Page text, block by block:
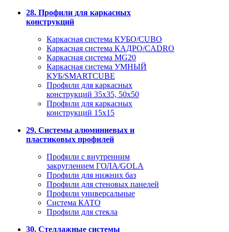
28. Профили для каркасных
конструкций
Каркасная система КУБО/CUBO
Каркасная система КАДРО/CADRO
Каркасная система MG20
Каркасная система УМНЫЙ
КУБ/SMARTCUBE
Профили для каркасных
конструкций 35x35, 50x50
Профили для каркасных
конструкций 15х15
29. Системы алюминиевых и
пластиковых профилей
Профили с внутренним
закруглением ГОЛА/GOLA
Профили для нижних баз
Профили для стеновых панелей
Профили универсальные
Система КАТО
Профили для стекла
30. Стеллажные системы